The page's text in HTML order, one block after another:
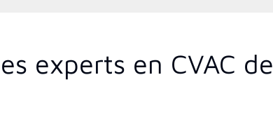
experts en CVAC de